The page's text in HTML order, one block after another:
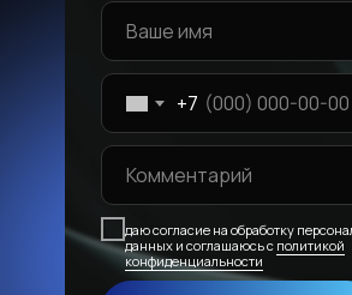
+7
даю согласие на обработку
данных и соглашаюсь с политикой
конфиденциальности